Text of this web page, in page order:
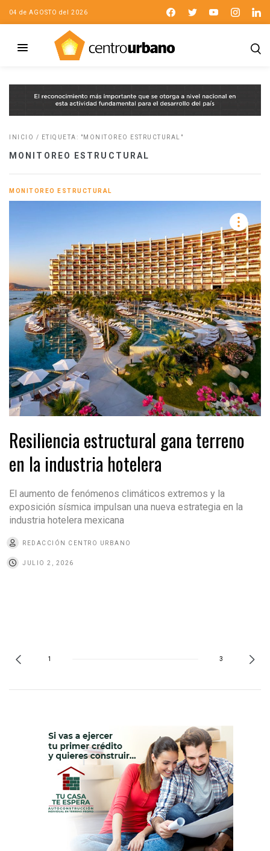
04 de AGOSTO del 2026
INICIO / ETIQUETA: "MONITOREO ESTRUCTURAL"
MONITOREO ESTRUCTURAL
MONITOREO ESTRUCTURAL
Resiliencia estructural gana terreno
en la industria hotelera
El aumento de fenómenos climáticos extremos y la
exposición sísmica impulsan una nueva estrategia en la
industria hotelera mexicana
REDACCIÓN CENTRO URBANO
JULIO 2, 2026
1 3